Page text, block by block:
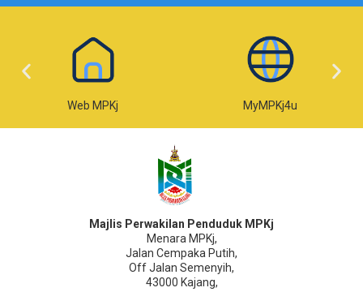
Web MPKj MyMPKj4u
Majlis Perwakilan Penduduk MPKj
Menara MPKj,
Jalan Cempaka Putih,
Off Jalan Semenyih,
43000 Kajang,